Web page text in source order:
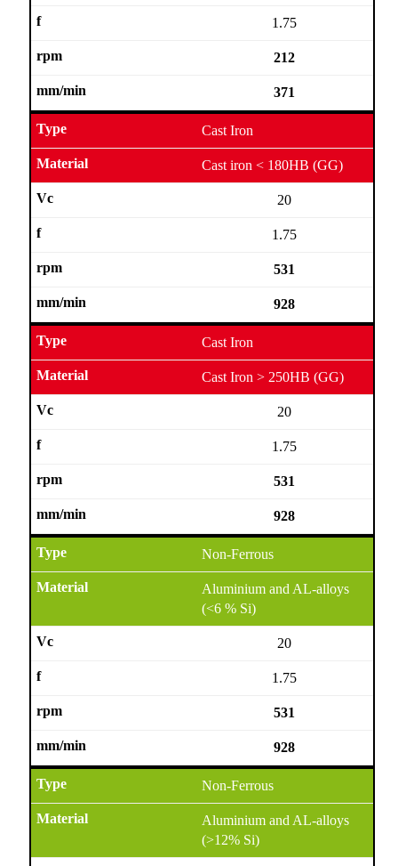
1.75
212
371
Cast Iron
Cast iron < 180HB (GG)
20
1.75
531
928
Cast Iron
Cast Iron > 250HB (GG)
20
1.75
531
928
Non-Ferrous
Aluminium and AL-alloys
(<6 % Si)
20
1.75
531
928
Non-Ferrous
Aluminium and AL-alloys
(>12% Si)